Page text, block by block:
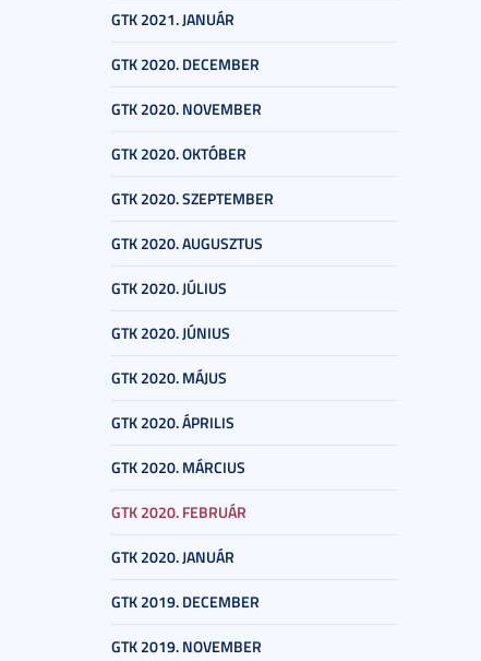
GTK 2021. JANUÁR
GTK 2020. DECEMBER
GTK 2020. NOVEMBER
GTK 2020. OKTÓBER
GTK 2020. SZEPTEMBER
GTK 2020. AUGUSZTUS
GTK 2020. JÚLIUS
GTK 2020. JÚNIUS
GTK 2020. MÁJUS
GTK 2020. ÁPRILIS
GTK 2020. MÁRCIUS
GTK 2020. FEBRUÁR
GTK 2020. JANUÁR
GTK 2019. DECEMBER
GTK 2019. NOVEMBER